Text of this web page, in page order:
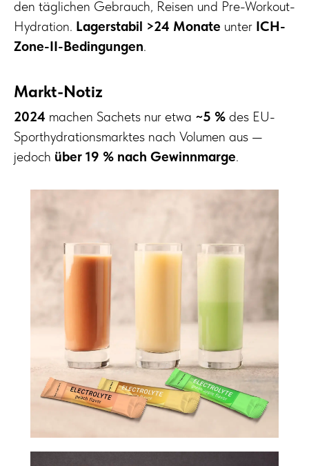
den täglichen Gebrauch, Reisen und Pre-Workout-
Hydration. Lagerstabil >24 Monate unter ICH-
Zone-II-Bedingungen.
Markt-Notiz
2024 machen Sachets nur etwa ~5 % des EU-
Sporthydrationsmarktes nach Volumen aus —
jedoch über 19 % nach Gewinnmarge.